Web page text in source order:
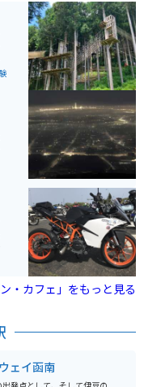
・カフェ」をもっと見る
ェイ函南